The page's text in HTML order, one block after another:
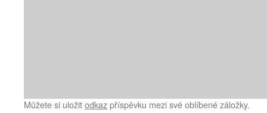
Můžete si uložitodkazpříspěvku mezi své oblíbené záložky.